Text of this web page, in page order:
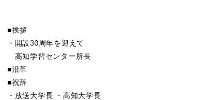
■挨拶
・開設30周年を迎えて
高知学習センター所長
■沿革
■祝辞
・放送大学長 ・高知大学長